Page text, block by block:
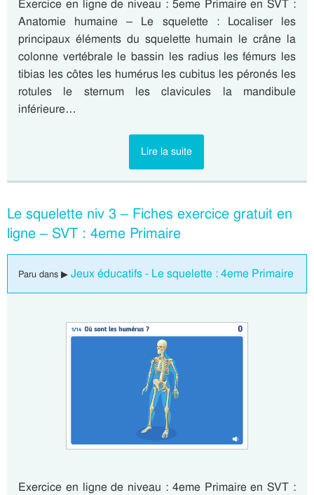
Exercice en ligne de niveau : 5eme Primaire en SVT :
Anatomie humaine – Le squelette : Localiser les
principaux éléments du squelette humain le crâne la
colonne vertébrale le bassin les radius les fémurs les
tibias les côtes les humérus les cubitus les péronés les
rotules le sternum les clavicules la mandibule
inférieure…
Lire la suite
Le squelette niv 3 – Fiches exercice gratuit en
ligne – SVT : 4eme Primaire
Paru dans ▶ Jeux éducatifs - Le squelette : 4eme Primaire
Exercice en ligne de niveau : 4eme Primaire en SVT :